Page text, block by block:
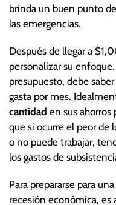
brinda un buen punto
las emergencias.
Después de llegar a
personalizar su
presupuesto, debe
gasta por mes.
cantidad en sus ahorros
que si ocurre el peor de
o no puede trabajar,
los gastos de
Para prepararse para
recesión económica, es